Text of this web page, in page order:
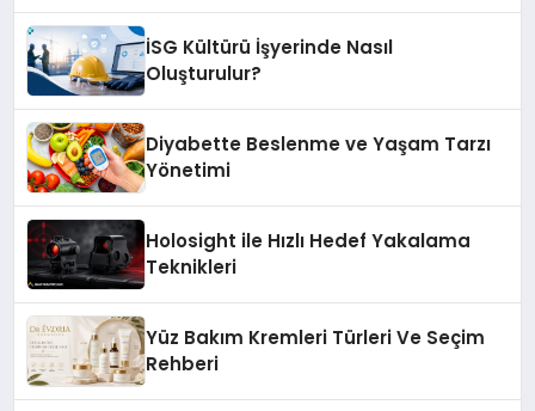
İSG Kültürü İşyerinde Nasıl
Oluşturulur?
Diyabette Beslenme ve Yaşam Tarzı
Yönetimi
Holosight ile Hızlı Hedef Yakalama
Teknikleri
Yüz Bakım Kremleri Türleri Ve Seçim
Rehberi